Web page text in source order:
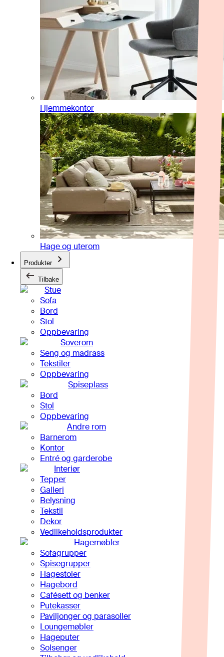
Hjemmekontor
Hage og uterom
Produkter
Tilbake
Stue
Sofa
Bord
Stol
Oppbevaring
Soverom
Seng og madrass
Tekstiler
Oppbevaring
Spiseplass
Bord
Stol
Oppbevaring
Andre rom
Barnerom
Kontor
Entré og garderobe
Interiør
Tepper
Galleri
Belysning
Tekstil
Dekor
Vedlikeholdsprodukter
Hagemøbler
Sofagrupper
Spisegrupper
Hagestoler
Hagebord
Cafésett og benker
Putekasser
Paviljonger og parasoller
Loungemøbler
Hageputer
Solsenger